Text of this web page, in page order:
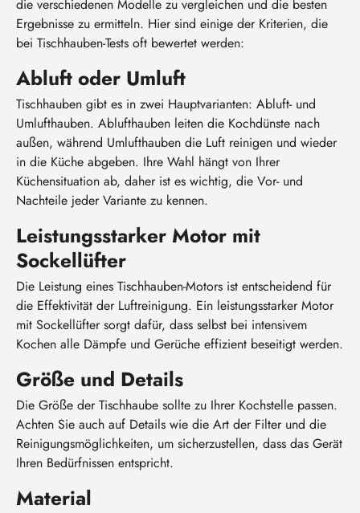
die verschiedenen Modelle zu vergleichen und die besten
Ergebnisse zu ermitteln. Hier sind einige der Kriterien, die
bei Tischhauben-Tests oft bewertet werden:
Abluft oder Umluft
Tischhauben gibt es in zwei Hauptvarianten: Abluft- und
Umlufthauben. Ablufthauben leiten die Kochdünste nach
außen, während Umlufthauben die Luft reinigen und wieder
in die Küche abgeben. Ihre Wahl hängt von Ihrer
Küchensituation ab, daher ist es wichtig, die Vor- und
Nachteile jeder Variante zu kennen.
Leistungsstarker Motor mit
Sockellüfter
Die Leistung eines Tischhauben-Motors ist entscheidend für
die Effektivität der Luftreinigung. Ein leistungsstarker Motor
mit Sockellüfter sorgt dafür, dass selbst bei intensivem
Kochen alle Dämpfe und Gerüche effizient beseitigt werden.
Größe und Details
Die Größe der Tischhaube sollte zu Ihrer Kochstelle passen.
Achten Sie auch auf Details wie die Art der Filter und die
Reinigungsmöglichkeiten, um sicherzustellen, dass das Gerät
Ihren Bedürfnissen entspricht.
Material